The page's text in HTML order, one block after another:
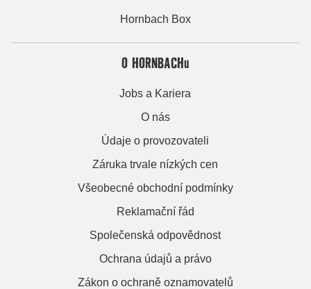
Hornbach Box
O HORNBACHu
Jobs a Kariera
O nás
Údaje o provozovateli
Záruka trvale nízkých cen
Všeobecné obchodní podmínky
Reklamační řád
Společenská odpovědnost
Ochrana údajů a právo
Zákon o ochraně oznamovatelů